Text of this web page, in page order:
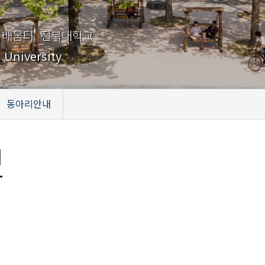
움터' 전북대학교
University
동아리안내